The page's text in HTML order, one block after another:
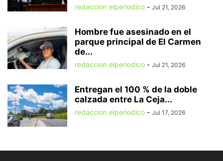
redaccion elperiodico - Jul 21, 2026
Hombre fue asesinado en el
parque principal de El Carmen
de...
redaccion elperiodico - Jul 21, 2026
Entregan el 100 % de la doble
calzada entre La Ceja...
redaccion elperiodico - Jul 17, 2026